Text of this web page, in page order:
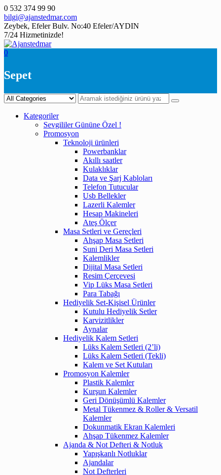
Skip
to
content
0 532 374 99 90
bilgi@ajanstedmar.com
Zeybek, Efeler Bulv. No:40 Efeler/AYDIN
7/24 Hizmetinizde!
0
Sepet
Kategoriler
Sevgililer Gününe Özel !
Promosyon
Teknoloji ürünleri
Powerbanklar
Akıllı saatler
Kulaklıklar
Data ve Şarj Kabloları
Telefon Tutucular
Usb Bellekler
Lazerli Kalemler
Hesap Makineleri
Ateş Ölçer
Masa Setleri ve Gereçleri
Ahşap Masa Setleri
Suni Deri Masa Setleri
Kalemlikler
Dijital Masa Setleri
Resim Çerçevesi
Vip Lüks Masa Setleri
Para Tabağı
Hediyelik Set-Kişisel Ürünler
Kutulu Hediyelik Setler
Karvizitlikler
Aynalar
Hediyelik Kalem Setleri
Lüks Kalem Setleri (2’li)
Lüks Kalem Setleri (Tekli)
Kalem ve Set Kutuları
Promosyon Kalemler
Plastik Kalemler
Kurşun Kalemler
Geri Dönüşümlü Kalemler
Metal Tükenmez & Roller & Versatil
Kalemler
Dokunmatik Ekran Kalemleri
Ahşap Tükenmez Kalemler
Ajanda & Not Defteri & Notluk
Yapışkanlı Notluklar
Ajandalar
Not Defterleri